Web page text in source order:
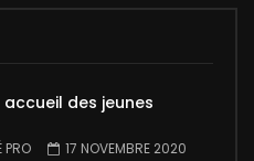
des jeunes
PRO 17 NOVEMBRE 2020